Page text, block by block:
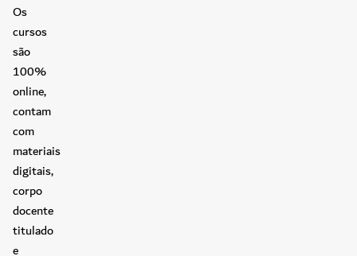
Os
cursos
são
100%
online,
contam
com
materiais
digitais,
corpo
docente
titulado
e